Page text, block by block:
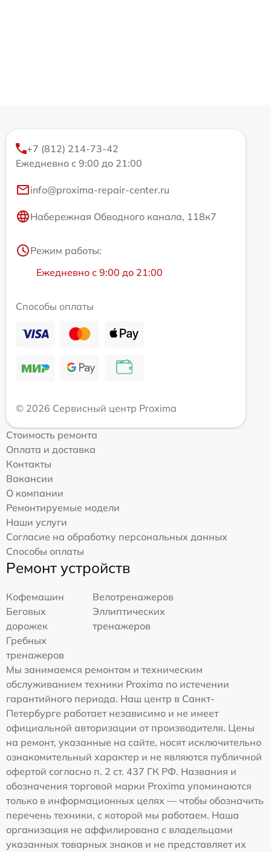
+7 (812) 214-73-42
Ежедневно с 9:00 до 21:00
info@proxima-repair-center.ru
Набережная Обводного канала, 118к7
Режим работы:
Ежедневно с 9:00 до 21:00
Способы оплаты
© 2026 Сервисный центр Proxima
Стоимость ремонта
Оплата и доставка
Контакты
Вакансии
О компании
Ремонтируемые модели
Наши услуги
Согласие на обработку персональных данных
Способы оплаты
Ремонт устройств
Кофемашин
Велотренажеров
Беговых
дорожек
Эллиптических
тренажеров
Гребных
тренажеров
Мы занимаемся ремонтом и техническим
обслуживанием техники Proxima по истечении
гарантийного периода. Наш центр в Санкт-
Петербурге работает независимо и не имеет
официальной авторизации от производителя. Цены
на ремонт, указанные на сайте, носят исключительно
ознакомительный характер и не являются публичной
офертой согласно п. 2 ст. 437 ГК РФ. Названия и
обозначения торговой марки Proxima упоминаются
только в информационных целях — чтобы обозначить
перечень техники, с которой мы работаем. Наша
организация не аффилирована с владельцами
указанных товарных знаков и не представляет их